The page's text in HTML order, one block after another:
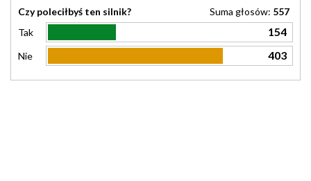
Czy poleciłbyś ten silnik? Suma głosów: 557
Tak
154
Nie 403